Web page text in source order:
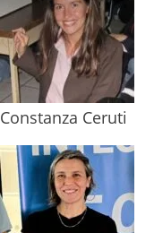
Constanza Ceruti